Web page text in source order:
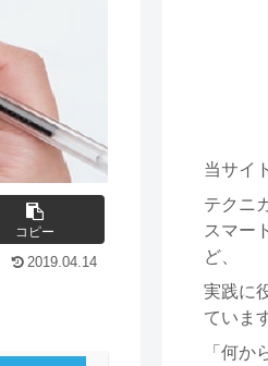
コピー
2019.04.14
当サイ
テクニ
スマー
ど、
実践に
ていま
「何